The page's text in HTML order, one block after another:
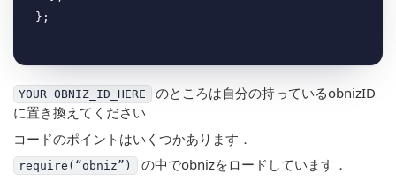
YOUR OBNIZ_ID_HERE
のところは自分の持っているobnizID
に置き換えてください
コードのポイントはいくつかあります．
require(“obniz”) の中でobnizをロードしています．